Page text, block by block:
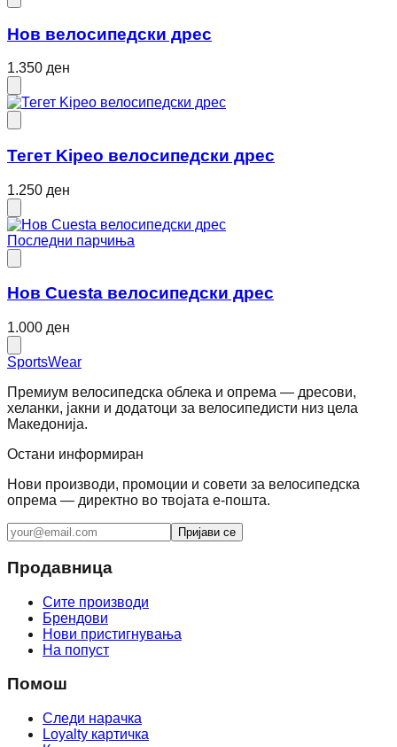
Нов велосипедски дрес
1.350 ден
Тегет Kipeo велосипедски дрес
1.250 ден
Последни парчиња
Нов Cuesta велосипедски дрес
1.000 ден
SportsWear
Премиум велосипедска облека и опрема — дресови,
хеланки, јакни и додатоци за велосипедисти низ цела
Македонија.
Остани информиран
Нови производи, промоции и совети за велосипедска
опрема — директно во твојата е-пошта.
Пријави се
Продавница
Сите производи
Брендови
Нови пристигнувања
На попуст
Помош
Следи нарачка
Loyalty картичка